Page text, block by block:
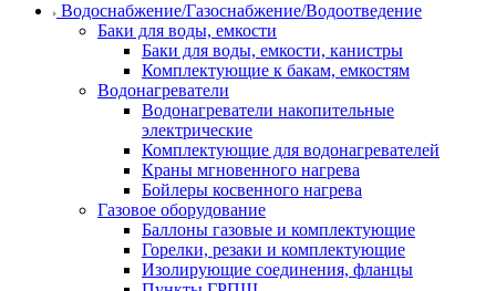
Водоснабжение/Газоснабжение/Водоотведение
Баки для воды, емкости
Баки для воды, емкости, канистры
Комплектующие к бакам, емкостям
Водонагреватели
Водонагреватели накопительные
электрические
Комплектующие для водонагревателей
Краны мгновенного нагрева
Бойлеры косвенного нагрева
Газовое оборудование
Баллоны газовые и комплектующие
Горелки, резаки и комплектующие
Изолирующие соединения, фланцы